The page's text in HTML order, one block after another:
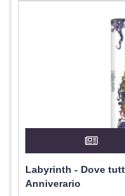
Labyrinth - Dove
Anniverario